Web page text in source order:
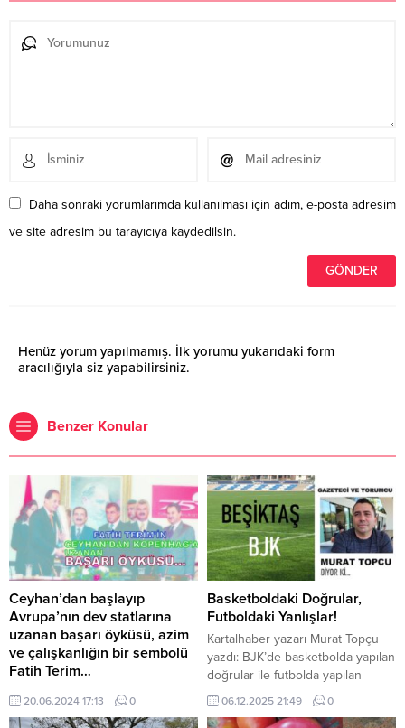
Daha sonraki yorumlarımda kullanılması için adım, e-posta adresim
ve site adresim bu tarayıcıya kaydedilsin.
Henüz yorum yapılmamış. İlk yorumu yukarıdaki form
aracılığıyla siz yapabilirsiniz.
Benzer Konular
Ceyhan’dan başlayıp
Avrupa’nın dev statlarına
uzanan başarı öyküsü, azim
ve çalışkanlığın bir sembolü
Fatih Terim…
Fatih Terim, Türk futbolunun
yetiştirdiği en önemli isimlerden
20.06.2024 17:13 0
Basketboldaki Doğrular,
Futboldaki Yanlışlar!
Kartalhaber yazarı Murat Topçu
yazdı: BJK’de basketbolda yapılan
doğrular ile futbolda yapılan
yanlışlar arasındaki uçurum artık
gizlenemiyor. Yıllardır
06.12.2025 21:49 0